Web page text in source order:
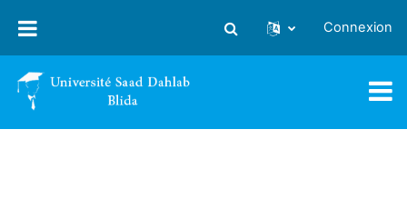
Activer/désactiver la saisie
Connexion